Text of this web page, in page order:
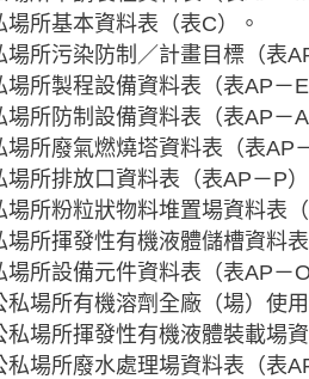
場所基本資料表（表C）。
場所污染防制／計畫目標（表
場所製程設備資料表（表AP－E
場所防制設備資料表（表AP－A
場所廢氣燃燒塔資料表（表AP
場所排放口資料表（表AP－P）
場所粉粒狀物料堆置場資料表
場所揮發性有機液體儲槽資料
場所設備元件資料表（表AP－
私場所有機溶劑全廠（場）使
私場所揮發性有機液體裝載場
私場所廢水處理場資料表（表